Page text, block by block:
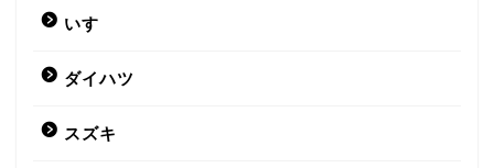
いすゞ
ダイハツ
スズキ